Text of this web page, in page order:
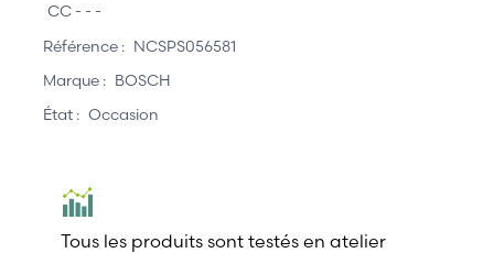
CC - - -
Référence : NCSPS056581
Marque : BOSCH
État : Occasion
Tous les produits sont testés en atelier